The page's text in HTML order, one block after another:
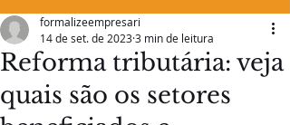
Reforma tributária: veja
quais são os setores
formalizeempresari
14 de set. de 20233 min de leitura